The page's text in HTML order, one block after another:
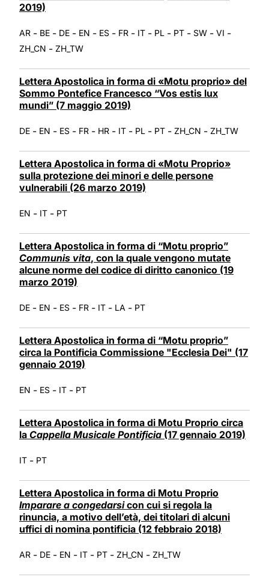
2019)
AR - BE - DE - EN - ES - FR - IT - PL - PT - SW - VI -
ZH_CN - ZH_TW
Lettera Apostolica in forma di «Motu proprio» del
Sommo Pontefice Francesco “Vos estis lux
mundi” (7 maggio 2019)
DE - EN - ES - FR - HR - IT - PL - PT - ZH_CN - ZH_TW
Lettera Apostolica in forma di «Motu Proprio»
sulla protezione dei minori e delle persone
vulnerabili (26 marzo 2019)
EN - IT - PT
Lettera Apostolica in forma di “Motu proprio”
Communis vita, con la quale vengono mutate
alcune norme del codice di diritto canonico (19
marzo 2019)
DE - EN - ES - FR - IT - LA - PT
Lettera Apostolica in forma di “Motu proprio”
circa la Pontificia Commissione "Ecclesia Dei" (17
gennaio 2019)
EN - ES - IT - PT
Lettera Apostolica in forma di Motu Proprio circa
la Cappella Musicale Pontificia (17 gennaio 2019)
IT - PT
Lettera Apostolica in forma di Motu Proprio
Imparare a congedarsicon cui si regola la
rinuncia, a motivo dell’età, dei titolari di alcuni
uffici di nomina pontificia (12 febbraio 2018)
AR - DE - EN - IT - PT - ZH_CN - ZH_TW